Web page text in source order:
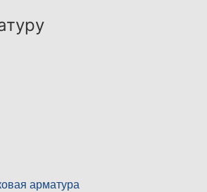
арматура